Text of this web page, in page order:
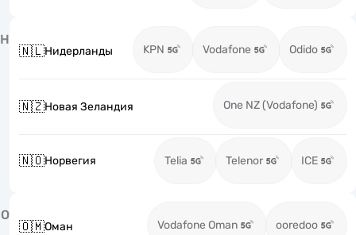
Н
🇳🇱Нидерланды KPN Vodafone Odido
🇳🇿Новая Зеландия One NZ (Vodafone)
🇳🇴Норвегия Telia Telenor ICE
О
🇴🇲Оман Vodafone Oman ooredoo